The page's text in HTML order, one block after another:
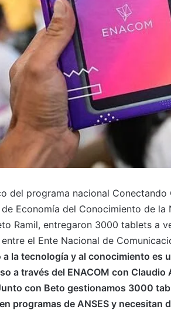
del programa nacional
Economía del Conocimiento de la
Ramil, entregaron 3000 tablets a
el Ente Nacional de
a la tecnología y al conocimiento es
a través del ENACOM con
con Beto gestionamos 3000
programas de ANSES y necesitan